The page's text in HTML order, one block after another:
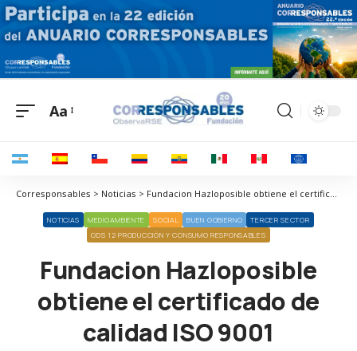
Aa
Corresponsables > Noticias > Fundacion Hazloposible obtiene el certificado de calidad ISO 9001
NOTICIAS MEDIOAMBIENTE SOCIAL BUEN GOBIERNO
TERCER SECTOR
ODS 12 PRODUCCIÓN Y CONSUMO RESPONSABLES
Fundacion Hazloposible
obtiene el certificado de
calidad ISO 9001